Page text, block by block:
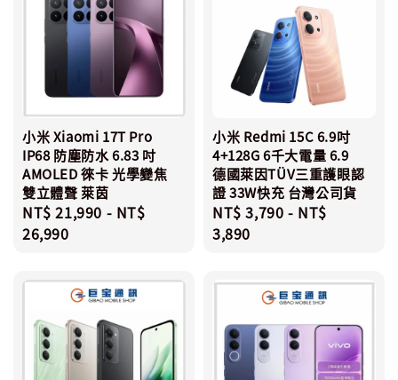
小米 Xiaomi 17T Pro
IP68 防塵防水 6.83 吋
AMOLED 徠卡 光學變焦
雙立體聲 萊茵
Regular
price
NT$ 21,990 - NT$
26,990
小米 Redmi 15C 6.9吋
4+128G 6千大電量 6.9
德國萊因TÜV三重護眼認
證 33W快充 台灣公司貨
Regular
price
NT$ 3,790 - NT$
3,890